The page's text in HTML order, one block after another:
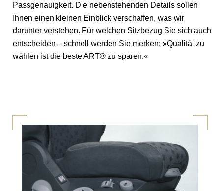
Passgenauigkeit. Die nebenstehenden Details sollen
Ihnen einen kleinen Einblick verschaffen, was wir
darunter verstehen. Für welchen Sitzbezug Sie sich auch
entscheiden – schnell werden Sie merken: »Qualität zu
wählen ist die beste ART® zu sparen.«